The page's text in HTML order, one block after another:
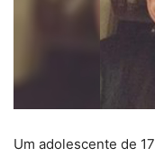
Um adolescente de